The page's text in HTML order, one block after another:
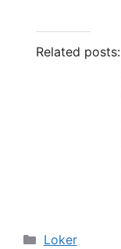
Related posts:
Categories
Loker